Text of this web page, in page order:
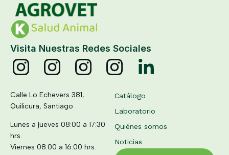
Visita Nuestras Redes Sociales
Calle Lo Echevers 381,
Quilicura, Santiago
Lunes a jueves 08:00 a 17:30
hrs.
Viernes 08:00 a 16:00 hrs.
Catálogo
Laboratorio
Quiénes somos
Noticias